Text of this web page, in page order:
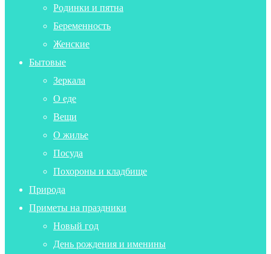
Родинки и пятна
Беременность
Женские
Бытовые
Зеркала
О еде
Вещи
О жилье
Посуда
Похороны и кладбище
Природа
Приметы на праздники
Новый год
День рождения и именины